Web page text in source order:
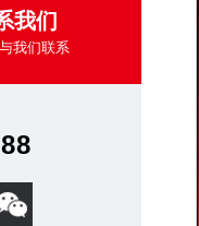
我们
我们联系